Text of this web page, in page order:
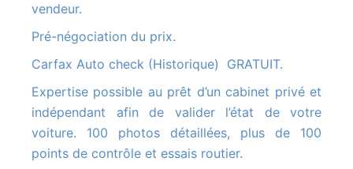
vendeur.
Pré-négociation du prix.
Carfax Auto check (Historique) GRATUIT.
Expertise possible au prêt d’un cabinet privé et
indépendant afin de valider l’état de votre
voiture. 100 photos détaillées, plus de 100
points de contrôle et essais routier.